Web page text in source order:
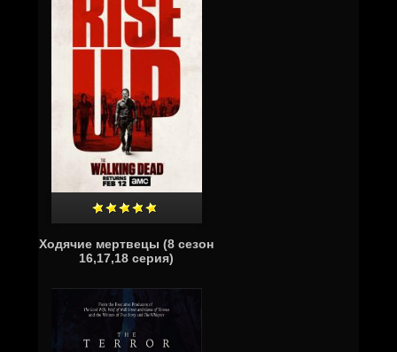
Ходячие мертвецы (8 сезон
16,17,18 серия)